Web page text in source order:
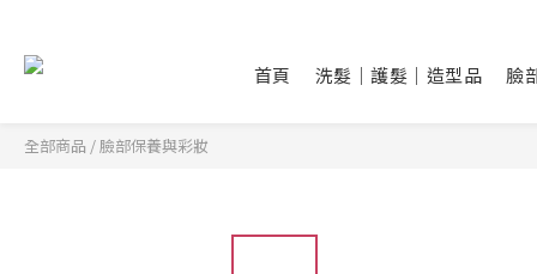
首頁 洗髮｜護髮｜造型品 臉
全部商品 /臉部保養與彩妝